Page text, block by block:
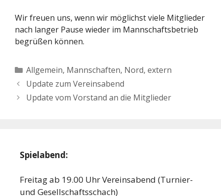
Wir freuen uns, wenn wir möglichst viele Mitglieder
nach langer Pause wieder im Mannschaftsbetrieb
begrüßen können.
Kategorien
Allgemein, Mannschaften, Nord, extern
Update zum Vereinsabend
Update vom Vorstand an die Mitglieder
Spielabend:
Freitag ab 19.00 Uhr Vereinsabend (Turnier-
und Gesellschaftsschach)